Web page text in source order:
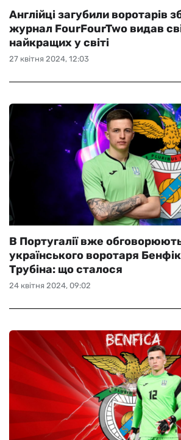
27 квітня 2024, 12:03
Англійці загубили воротарів
журнал FourFourTwo видав
найкращих у світі
24 квітня 2024, 09:02
В Португалії вже
українського воротаря
Трубіна: що сталося